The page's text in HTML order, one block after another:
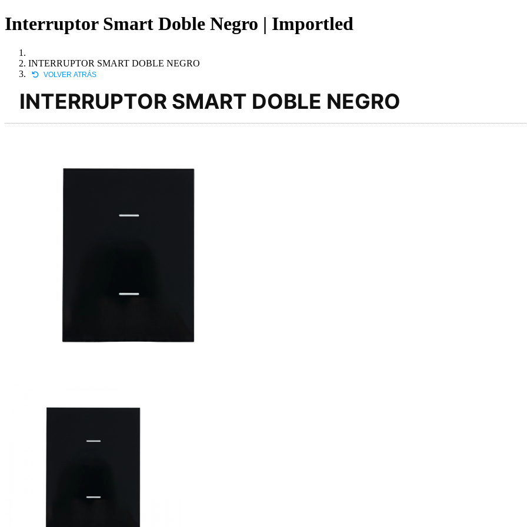
Interruptor Smart Doble Negro | Importled
INTERRUPTOR SMART DOBLE NEGRO
VOLVER ATRÁS
INTERRUPTOR SMART DOBLE NEGRO